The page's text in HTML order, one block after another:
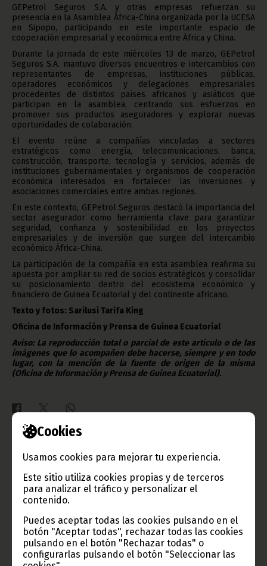
Cookies
Usamos cookies para mejorar tu experiencia.
Este sitio utiliza cookies propias y de terceros
para analizar el tráfico y personalizar el
contenido.
Puedes aceptar todas las cookies pulsando en el
botón "Aceptar todas", rechazar todas las cookies
pulsando en el botón "Rechazar todas" o
configurarlas pulsando el botón "Seleccionar las
GEPetrol Seguros S.A. y otras empresas refuerzan su
presencia en la Asamblea África-China organizada por la UCESA
en Sipopo, participando en este importante espacio de
cooperación empresarial y económica entre África y China.
Durante la jornada de este miércoles 13 de marzo, GEPetrol
Seguros S.A. mantuvo diversos encuentros e intercambios con
representantes de empresas, instituciones públicas,
operadores económicos y delegaciones empresariales
procedentes de distintos países africanos y asiáticos que
participan en la asamblea, centrando sus esfuerzos en
promover sus productos aseguradores y explorar nuevas
oportunidades de colaboración.
El evento reúne a compañías vinculadas a sectores
estratégicos como energía, telecomunicaciones, banca,
construcción, transporte, tecnología y servicios, además de
instituciones gubernamentales y organismos de cooperación
económica interesados en fortalecer las inversiones y
asociaciones comerciales entre ambas regiones.
En este contexto, GEPetrol Seguros destacó la importancia del
sector asegurador como herramienta clave para garantizar
seguridad, confianza y sostenibilidad en los proyectos
empresariales y de inversión que surgen del intercambio
económico África-China.
La participación de la compañía en esta asamblea reafirma su
apuesta por ampliar su red de socios estratégicos y consolidar
su posicionamiento dentro del ecosistema económico y
financiero de Guinea Ecuatorial y del continente africano.
Texto y fotos: Sarilusi Tarifa King
Oficina de Información y Prensa de Guinea Ecuatorial
Aviso: La reproducción total o parcial de este artículo o de las
imágenes que lo acompañen debe hacerse, siempre y en todo
lugar, con la mención de la fuente de origen de la misma
(Oficina de Información y Prensa de Guinea Ecuatorial).
Gobierno e Instituciones
Información de Guinea Ecuatorial